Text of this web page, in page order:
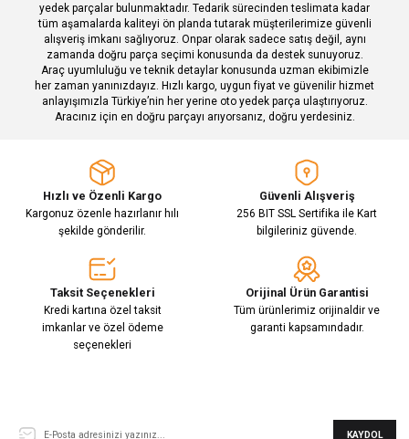
Gönder
yedek parçalar bulunmaktadır. Tedarik sürecinden teslimata kadar
tüm aşamalarda kaliteyi ön planda tutarak müşterilerimize güvenli
alışveriş imkanı sağlıyoruz. Onpar olarak sadece satış değil, aynı
zamanda doğru parça seçimi konusunda da destek sunuyoruz.
Araç uyumluluğu ve teknik detaylar konusunda uzman ekibimizle
her zaman yanınızdayız. Hızlı kargo, uygun fiyat ve güvenilir hizmet
anlayışımızla Türkiye’nin her yerine oto yedek parça ulaştırıyoruz.
Aracınız için en doğru parçayı arıyorsanız, doğru yerdesiniz.
Hızlı ve Özenli Kargo
Kargonuz özenle hazırlanır hılı
şekilde gönderilir.
Güvenli Alışveriş
256 BIT SSL Sertifika ile Kart
bilgileriniz güvende.
Taksit Seçenekleri
Kredi kartına özel taksit
imkanlar ve özel ödeme
seçenekleri
Orijinal Ürün Garantisi
Tüm ürünlerimiz orijinaldir ve
garanti kapsamındadır.
KAYDOL